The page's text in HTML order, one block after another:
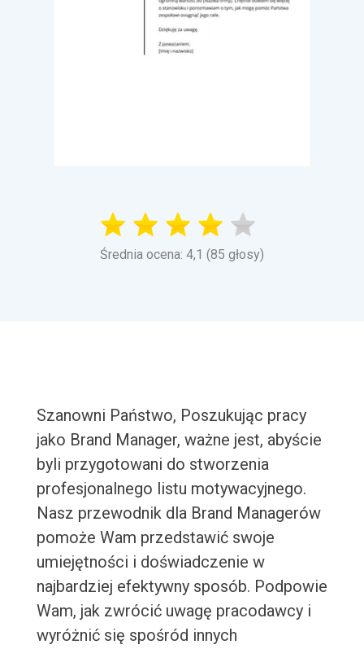
Średnia ocena: 4,1 (85 głosy)
Szanowni Państwo, Poszukując pracy
jako Brand Manager, ważne jest, abyście
byli przygotowani do stworzenia
profesjonalnego listu motywacyjnego.
Nasz przewodnik dla Brand Managerów
pomoże Wam przedstawić swoje
umiejętności i doświadczenie w
najbardziej efektywny sposób. Podpowie
Wam, jak zwrócić uwagę pracodawcy i
wyróżnić się spośród innych